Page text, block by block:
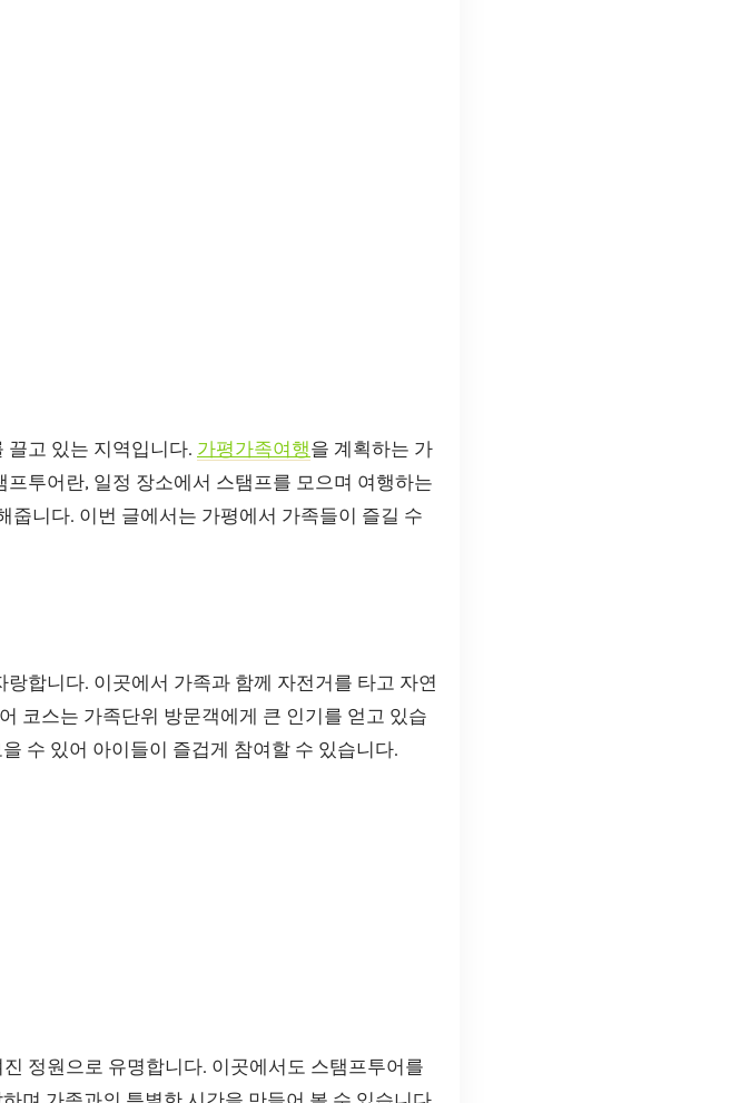
끌고 있는 지역입니다. 가평가족여행을 계획하는 가
투어란, 일정 장소에서 스탬프를 모으며 여행하는
니다. 이번 글에서는 가평에서 가족들이 즐길 수
합니다. 이곳에서 가족과 함께 자전거를 타고 자연
코스는 가족단위 방문객에게 큰 인기를 얻고 있습
수 있어 아이들이 즐겁게 참여할 수 있습니다.
정원으로 유명합니다. 이곳에서도 스탬프투어를